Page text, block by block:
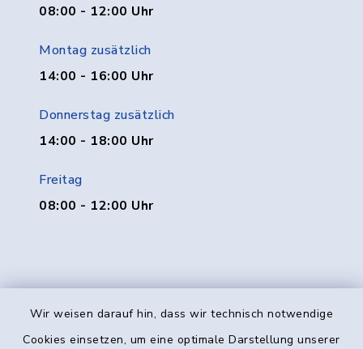
Wir weisen darauf hin, dass wir technisch notwendige
Cookies einsetzen, um eine optimale Darstellung unserer
08:00 - 12:00 Uhr
Montag zusätzlich
14:00 - 16:00 Uhr
Donnerstag zusätzlich
14:00 - 18:00 Uhr
Freitag
08:00 - 12:00 Uhr
Kontakt